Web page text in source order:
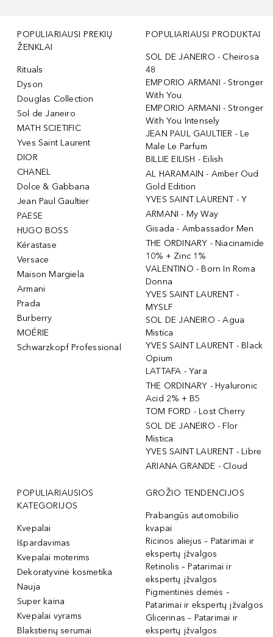
POPULIARIAUSI PREKIŲ
ŽENKLAI
Rituals
Dyson
Douglas Collection
Sol de Janeiro
MATH SCIETIFIC
Yves Saint Laurent
DIOR
CHANEL
Dolce & Gabbana
Jean Paul Gaultier
PAESE
HUGO BOSS
Kérastase
Versace
Maison Margiela
Armani
Prada
Burberry
MOÉRIE
Schwarzkopf Professional
POPULIARIAUSI PRODUKTAI
SOL DE JANEIRO - Cheirosa
48
EMPORIO ARMANI - Stronger
With You
EMPORIO ARMANI - Stronger
With You Intensely
JEAN PAUL GAULTIER - Le
Male Le Parfum
BILLIE EILISH - Eilish
AL HARAMAIN - Amber Oud
Gold Edition
YVES SAINT LAURENT - Y
ARMANI - My Way
Gisada - Ambassador Men
THE ORDINARY - Niacinamide
10% + Zinc 1%
VALENTINO - Born In Roma
Donna
YVES SAINT LAURENT -
MYSLF
SOL DE JANEIRO - Agua
Mistica
YVES SAINT LAURENT - Black
Opium
LATTAFA - Yara
THE ORDINARY - Hyaluronic
Acid 2% + B5
TOM FORD - Lost Cherry
SOL DE JANEIRO - Flor
Mistica
YVES SAINT LAURENT - Libre
ARIANA GRANDE - Cloud
POPULIARIAUSIOS
KATEGORIJOS
Kvepalai
Išpardavimas
Kvepalai moterims
Dekoratyvinė kosmetika
Nauja
Super kaina
Kvepalai vyrams
Blakstienų serumai
GROŽIO TENDENCIJOS
Prabangūs automobilio
kvapai
Ricinos aliejus – Patarimai ir
ekspertų įžvalgos
Retinolis – Patarimai ir
ekspertų įžvalgos
Pigmentinės dėmės –
Patarimai ir ekspertų įžvalgos
Glicerinas – Patarimai ir
ekspertų įžvalgos